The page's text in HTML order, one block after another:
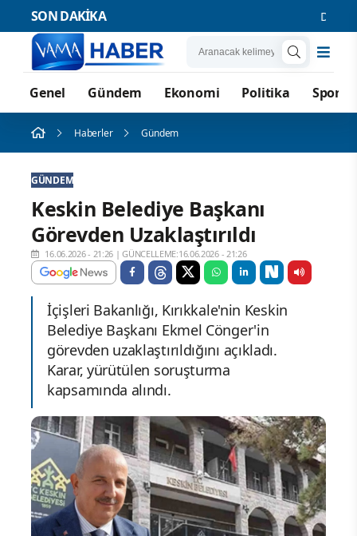
SON DAKİKA
Genel Gündem Ekonomi Politika Spor
Haberler Gündem
GÜNDEM
Keskin Belediye Başkanı
Görevden Uzaklaştırıldı
16.06.2026 - 21:26 |GÜNCELLEME:16.06.2026 - 21:26
İçişleri Bakanlığı, Kırıkkale'nin Keskin
Belediye Başkanı Ekmel Cönger'in
görevden uzaklaştırıldığını açıkladı.
Karar, yürütülen soruşturma
kapsamında alındı.